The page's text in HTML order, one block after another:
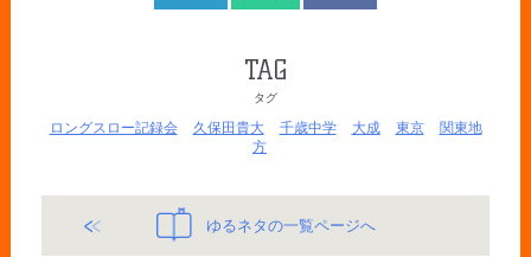
TAG
タグ
ロングスロー記録会 久保田貴大 千歳中学 大成 東京
関東地
方
ゆるネタの一覧ページへ